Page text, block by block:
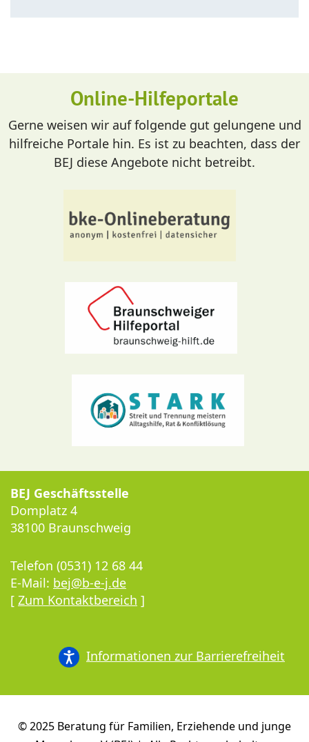
Online-Hilfeportale
Gerne weisen wir auf folgende gut gelungene und
hilfreiche Portale hin. Es ist zu beachten, dass der
BEJ diese Angebote nicht betreibt.
BEJ Geschäftsstelle
Domplatz 4
38100 Braunschweig
Telefon (0531) 12 68 44
E-Mail: bej@b-e-j.de
[ Zum Kontaktbereich ]
Informationen zur Barrierefreiheit
© 2025 Beratung für Familien, Erziehende und junge